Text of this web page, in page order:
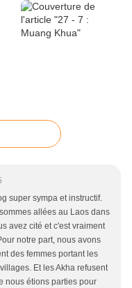
super sympa et instructif.
allées au Laos dans
avez cité et c'est vraiment
notre part, nous avons
des femmes portant les
Et les Akha refusent
nous étions parties pour